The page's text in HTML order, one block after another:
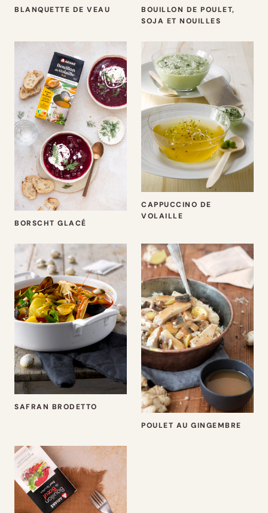
BLANQUETTE DE VEAU
BOUILLON DE POULET,
SOJA ET NOUILLES
BORSCHT GLACÉ
CAPPUCCINO DE
VOLAILLE
SAFRAN BRODETTO
POULET AU GINGEMBRE